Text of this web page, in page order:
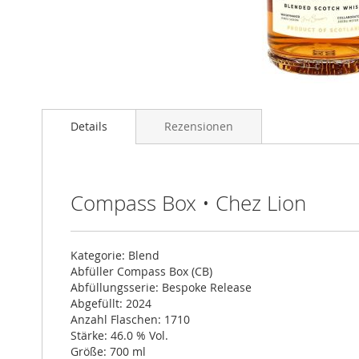
Anfang
Details
Compass Box • Chez Lion
Kategorie: Blend
Abfüller Compass Box (CB)
Abfüllungsserie: Bespoke Release
Abgefüllt: 2024
Anzahl Flaschen: 1710
Stärke: 46.0 % Vol.
Größe: 700 ml
Rezensionen